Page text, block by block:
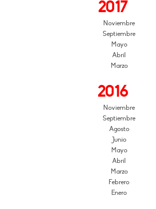
2017
Noviembre
Septiembre
Mayo
Abril
Marzo
2016
Noviembre
Septiembre
Agosto
Junio
Mayo
Abril
Marzo
Febrero
Enero